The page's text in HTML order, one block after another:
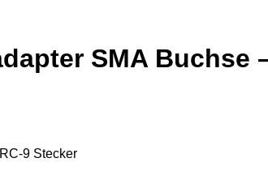
SMA Buchse
9 Stecker